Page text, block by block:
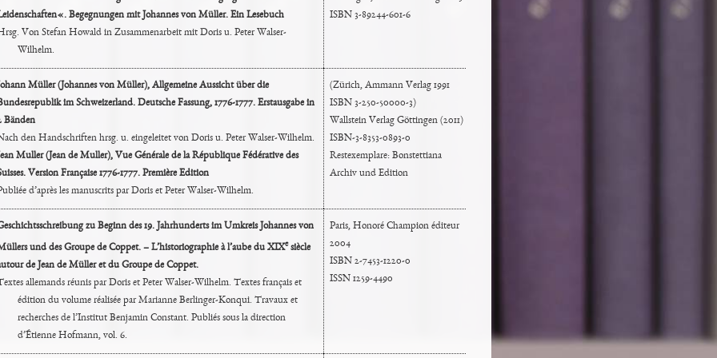
Begegnungen mit Johannes von Müller. Ein Lesebuch
Von Stefan Howald in Zusammenarbeit mit Doris u. Peter Walser-
Wilhelm.
ISBN 3-89244-601-6
Müller (Johannes von Müller), Allgemeine Aussicht über die
im Schweizerland. Deutsche Fassung, 1776-1777. Erstausgabe in
Bänden
den Handschriften hrsg. u. eingeleitet von Doris u. Peter Walser-Wilhelm.
Muller (Jean de Muller), Vue Générale de la République Fédérative des
Version Française 1776-1777. Première Edition
d’après les manuscrits par Doris et Peter Walser-Wilhelm.
(Zürich, Ammann Verlag 1991
ISBN 3-250-50000-3)
Wallstein Verlag Göttingen (2011)
ISBN-3-8353-0893-0
Restexemplare: Bonstettiana
Archiv und Edition
zu Beginn des 19. Jahrhunderts im Umkreis Johannes von
und des Groupe de Coppet. – L’historiographie à l’aube du XIXesiècle
de Jean de Müller et du Groupe de Coppet.
allemands réunis par Doris et Peter Walser-Wilhelm. Textes français et
édition du volume réalisée par Marianne Berlinger-Konqui. Travaux et
recherches de l’Institut Benjamin Constant. Publiés sous la direction
d’Étienne Hofmann, vol. 6.
Paris, Honoré Champion éditeur
2004
ISBN 2-7453-1220-0
ISSN 1259-4490